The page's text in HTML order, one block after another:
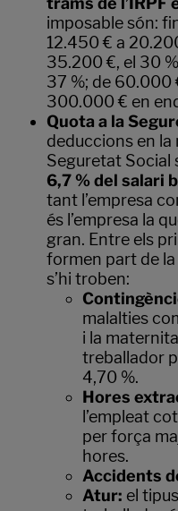
imposable són:
12.450 € a
35.200 €, el 30
37 %; de 60.000
300.000 € en
Quota a la
deduccions en la
Seguretat Social
6,7 % del salari
tant l’empresa
és l’empresa la
gran. Entre els
formen part de la
s’hi troben:
malalties
i la
treballador
4,70 %.
Hores
l’empleat
per força
hores.
Accidents
Atur: el